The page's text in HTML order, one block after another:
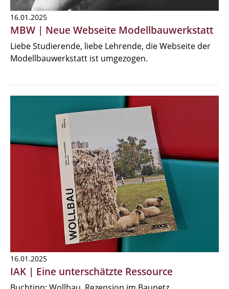
16.01.2025
MBW | Neue Webseite Modellbauwerkstatt
Liebe Studierende, liebe Lehrende, die Webseite der
Modellbauwerkstatt ist umgezogen.
16.01.2025
IAK | Eine unterschätzte Ressource